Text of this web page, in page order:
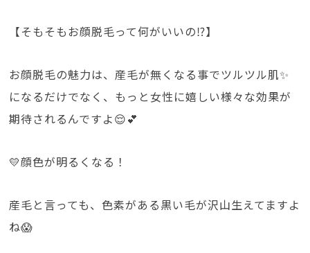
【そもそもお顔脱毛って何がいいの⁉️】
お顔脱毛の魅力は、産毛が無くなる事でツルツル肌✨
になるだけでなく、もっと女性に嬉しい様々な効果が
期待されるんですよ😌💕
💛顔色が明るくなる！
産毛と言っても、色素がある黒い毛が沢山生えてますよ
ね😱